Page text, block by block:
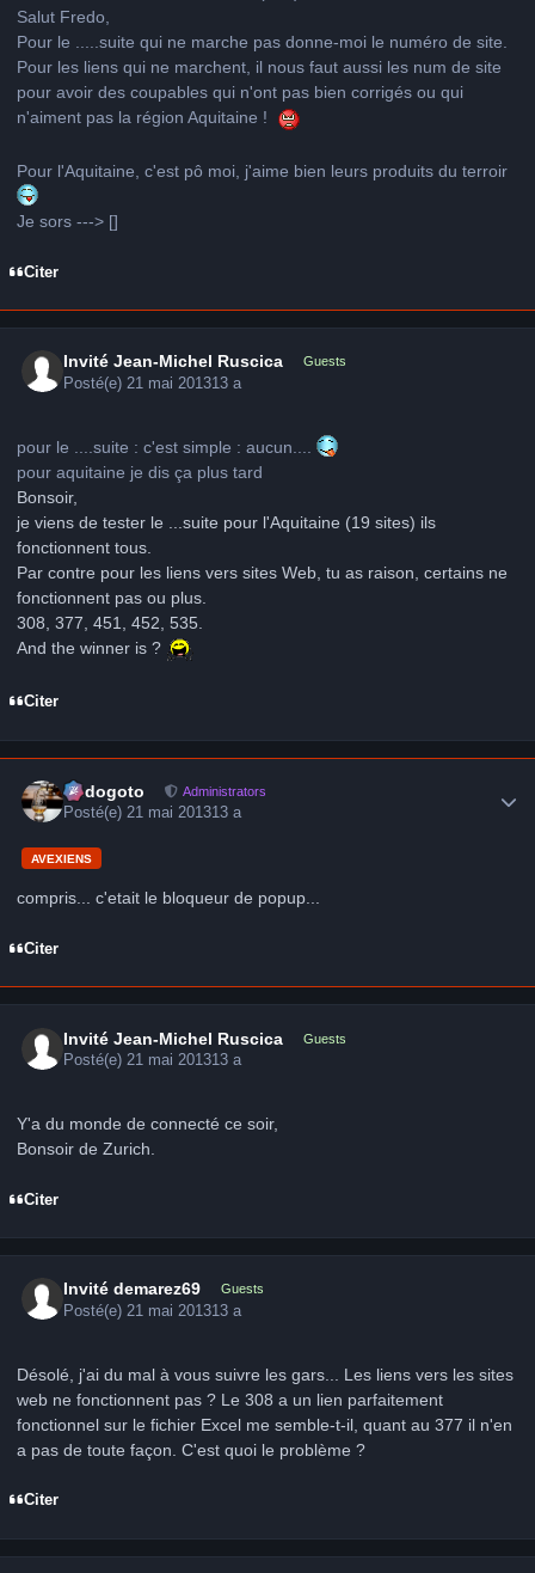
Salut Fredo,
Pour le .....suite qui ne marche pas donne-moi le numéro de site.
Pour les liens qui ne marchent, il nous faut aussi les num de site
pour avoir des coupables qui n'ont pas bien corrigés ou qui
n'aiment pas la région Aquitaine !
Pour l'Aquitaine, c'est pô moi, j'aime bien leurs produits du terroir
Je sors ---> []
Citer
Invité Jean-Michel Ruscica Guests
Posté(e) 21 mai 201313 a
pour le ....suite : c'est simple : aucun....
pour aquitaine je dis ça plus tard
Bonsoir,
je viens de tester le ...suite pour l'Aquitaine (19 sites) ils
fonctionnent tous.
Par contre pour les liens vers sites Web, tu as raison, certains ne
fonctionnent pas ou plus.
308, 377, 451, 452, 535.
And the winner is ?
Citer
frédogoto Administrators
Posté(e)21 mai 201313 a
AVEXIENS
compris... c'etait le bloqueur de popup...
Citer
Invité Jean-Michel Ruscica Guests
Posté(e)21 mai 201313 a
Y'a du monde de connecté ce soir,
Bonsoir de Zurich.
Citer
Invité demarez69 Guests
Posté(e) 21 mai 201313 a
Désolé, j'ai du mal à vous suivre les gars... Les liens vers les sites
web ne fonctionnent pas ? Le 308 a un lien parfaitement
fonctionnel sur le fichier Excel me semble-t-il, quant au 377 il n'en
a pas de toute façon. C'est quoi le problème ?
Citer